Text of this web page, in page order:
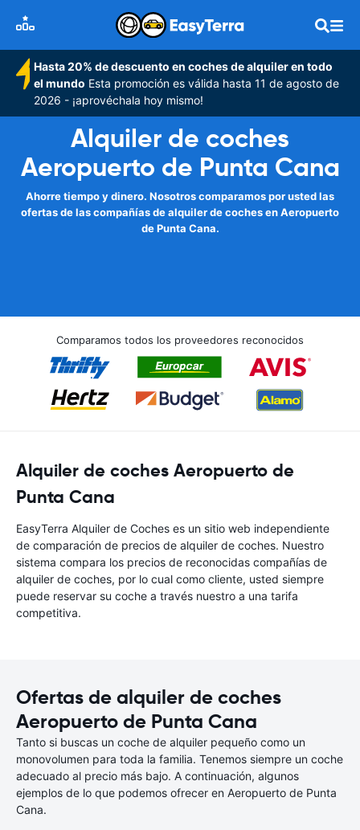
Hasta 20% de descuento en coches de alquiler en todo
el mundo Esta promoción es válida hasta 11 de agosto de
2026 - ¡aprovéchala hoy mismo!
Alquiler de coches
Aeropuerto de Punta Cana
Ahorre tiempo y dinero. Nosotros comparamos por usted las
ofertas de las compañías de alquiler de coches en Aeropuerto
de Punta Cana.
Comparamos todos los proveedores reconocidos
Alquiler de coches Aeropuerto de
Punta Cana
EasyTerra Alquiler de Coches es un sitio web independiente
de comparación de precios de alquiler de coches. Nuestro
sistema compara los precios de reconocidas compañías de
alquiler de coches, por lo cual como cliente, usted siempre
puede reservar su coche a través nuestro a una tarifa
competitiva.
Ofertas de alquiler de coches
Aeropuerto de Punta Cana
Tanto si buscas un coche de alquiler pequeño como un
monovolumen para toda la familia. Tenemos siempre un coche
adecuado al precio más bajo. A continuación, algunos
ejemplos de lo que podemos ofrecer en Aeropuerto de Punta
Cana.